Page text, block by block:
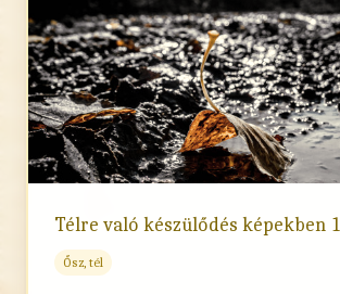
Télre való készülődés képekben
Ősz, tél